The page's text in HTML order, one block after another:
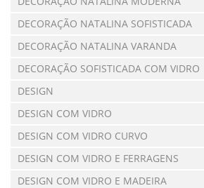
DECORAÇÃO NATALINA SOFISTICADA
DECORAÇÃO NATALINA VARANDA
DECORAÇÃO SOFISTICADA COM VIDRO
DESIGN
DESIGN COM VIDRO
DESIGN COM VIDRO CURVO
DESIGN COM VIDRO E FERRAGENS
DESIGN COM VIDRO E MADEIRA